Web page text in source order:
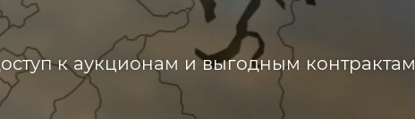
к аукционам и выгодным контрактам